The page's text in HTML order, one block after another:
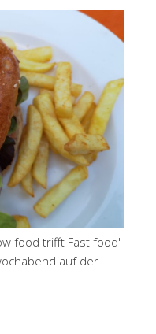
food trifft Fast food"
auf der